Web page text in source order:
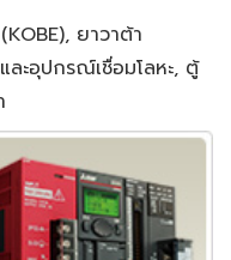
ยาวาต้า
ละอุปกรณ์เชื่อมโลหะ, ตู้